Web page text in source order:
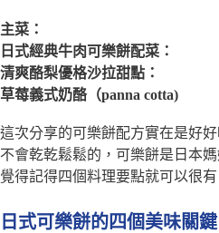
主菜：
日式經典牛肉可樂餅配菜：
清爽酪梨優格沙拉甜點：
草莓義式奶酪（panna cotta)
這次分享的可樂餅配方實在是好
不會乾乾鬆鬆的，可樂餅是日本
覺得記得四個料理要點就可以很有
日式可樂餅的四個美味關鍵